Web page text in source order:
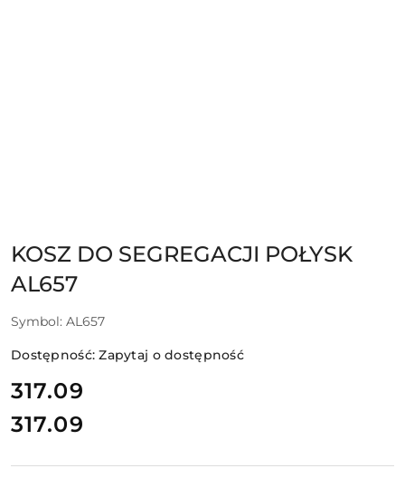
KOSZ DO SEGREGACJI POŁYSK
AL657
Symbol: AL657
Dostępność:Zapytaj o dostępność
cena:
317.09
Cena:
317.09